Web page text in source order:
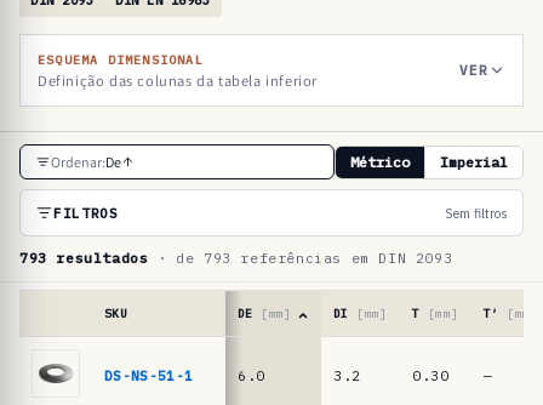
ESQUEMA DIMENSIONAL
Definição das colunas da tabela inferior
VER
T
a
e
l
Ordenar:De Métrico Imperial
FILTROS Sem filtros
793 resultados · de 793 referências em DIN 2093
SKU DE [mm] DI [mm] T [mm] T′ [mm]
DS-NS-51-1 6.0 3.2 0.30 —